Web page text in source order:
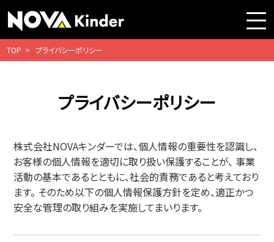
TOP プライバシーポリシー
プライバシーポリシー
株式会社NOVAキンダーでは、個人情報の重要性を認識し、
お客様の個人情報を適切に取り扱い保護することが、 事業
活動の基本であるとともに、社会的責務であると考えており
ます。 そのため以下の個人情報保護方針を定め、適正かつ
安全な管理の取り組みを実施してまいります。